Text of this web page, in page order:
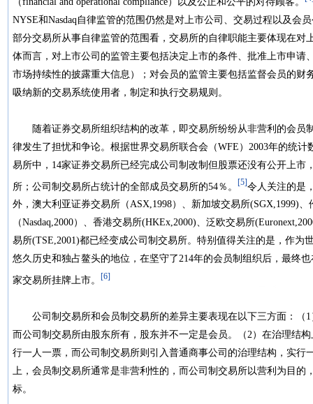
NYSE和Nasdaq自律监管的范围仍然是对上市公司、交易过程以及会
部分交易所从事自律监管的范围看，交易所的自律职能主要体现在对
体而言，对上市公司的监管主要包括决定上市的条件、批准上市申请
市场持续性的披露重大信息）；对会员的监管主要包括监督会员的财
吸纳新的交易系统使用者，制定和执行交易规则。
随着证券交易所组织结构的改革，即交易所纷纷从非营利的会员
律发生了担忧和争论。根据世界交易所联合会（WFE）2003年的统计
易所中，14家证券交易所已经完成公司制改制但股票还没有公开上市
所；公司制交易所占统计的全部成员交易所的54％。 [5] 令人关注的是
外，澳大利亚证券交易所（ASX,1998）、新加坡交易所(SGX,1999)
（Nasdaq,2000）、香港交易所(HKEx,2000)、泛欧交易所
易所(TSE,2001)都已经变成公司制交易所。特别值得关注的是，作为
悠久历史和独占鳌头的地位，在坚守了214年的会员制组织后，最终
家交易所挂牌上市。 [6]
公司制交易所和会员制交易所的差异主要表现在以下三方面：（1
而公司制交易所由股东所有，股东并不一定是会员。（2）在治理结
行一人一票，而公司制交易所则引入普通商事公司的治理结构，实行
上，会员制交易所通常是非营利性的，而公司制交易所以营利为目
标。